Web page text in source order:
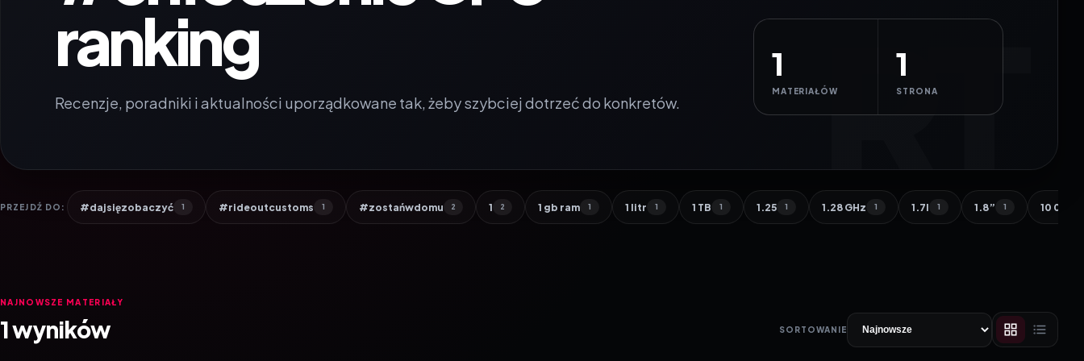
ranking
Recenzje, poradniki i aktualności uporządkowane tak, żeby szybciej dotrzeć do konkretów.
1
MATERIAŁÓW
1
STRONA
PRZEJDŹ DO: #dajsięzobaczyć 1 #rideoutcustoms 1 #zostańwdomu 2 1 2 1 gb ram 1 1 litr 1 1 TB 1 1.25 1 1.28 GHz 1 1.7l 1 1.8” 1 10 000
NAJNOWSZE MATERIAŁY
1 wyników SORTOWANIE